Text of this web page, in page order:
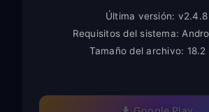
Última versión: v2.4.8
Requisitos del sistema:
Tamaño del archivo: 18.2